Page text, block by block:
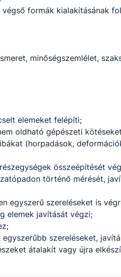
formák kialakításának
minőségszemlélet,
elemeket felépíti;
oldható gépészeti
(horpadások,
összeépítését
történő mérését,
egyszerű szereléseket is
elemek javítását végzi;
szereléseket,
átalakít vagy újra